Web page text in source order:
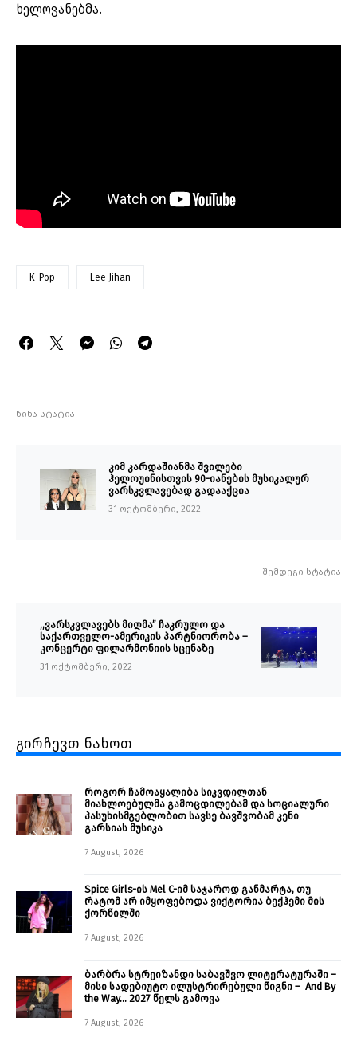
ხელოვანებმა.
K-Pop Lee Jihan
წინა სტატია
კიმ კარდაშიანმა შვილები
ჰელოუინისთვის 90-იანების მუსიკალურ
ვარსკვლავებად გადააქცია
31 ოქტომბერი, 2022
შემდეგი სტატია
,,ვარსკვლავებს მიღმა” ჩაკრულო და
საქართველო-ამერიკის პარტნიორობა –
კონცერტი ფილარმონიის სცენაზე
31 ოქტომბერი, 2022
გირჩევთ ნახოთ
როგორ ჩამოაყალიბა სიკვდილთან
მიახლოებულმა გამოცდილებამ და სოციალური
პასუხისმგებლობით სავსე ბავშვობამ კენი
გარსიას მუსიკა
7 August, 2026
Spice Girls-ის Mel C-იმ საჯაროდ განმარტა, თუ
რატომ არ იმყოფებოდა ვიქტორია ბექჰემი მის
ქორწილში
7 August, 2026
ბარბრა სტრეიზანდი საბავშვო ლიტერატურაში –
მისი სადებიუტო ილუსტრირებული წიგნი – And By
the Way… 2027 წელს გამოვა
7 August, 2026